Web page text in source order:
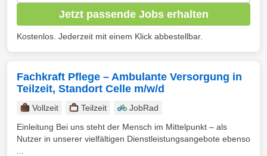
Jetzt passende Jobs erhalten
Kostenlos. Jederzeit mit einem Klick abbestellbar.
Fachkraft Pflege – Ambulante Versorgung in
Teilzeit, Standort Celle m/w/d
Vollzeit Teilzeit
JobRad
Einleitung Bei uns steht der Mensch im Mittelpunkt – als
Nutzer in unserer vielfältigen Dienstleistungsangebote ebenso